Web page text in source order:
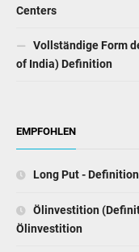
Centers
Vollständige Form
of India) Definition
EMPFOHLEN
Long Put -
Ölinvestition
Ölinvestition